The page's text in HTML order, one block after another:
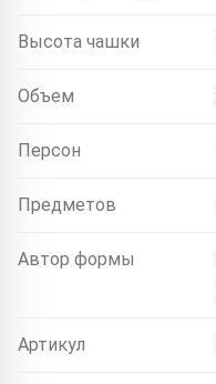
Высота чашки
Объем
Персон
Предметов
Автор формы
Артикул